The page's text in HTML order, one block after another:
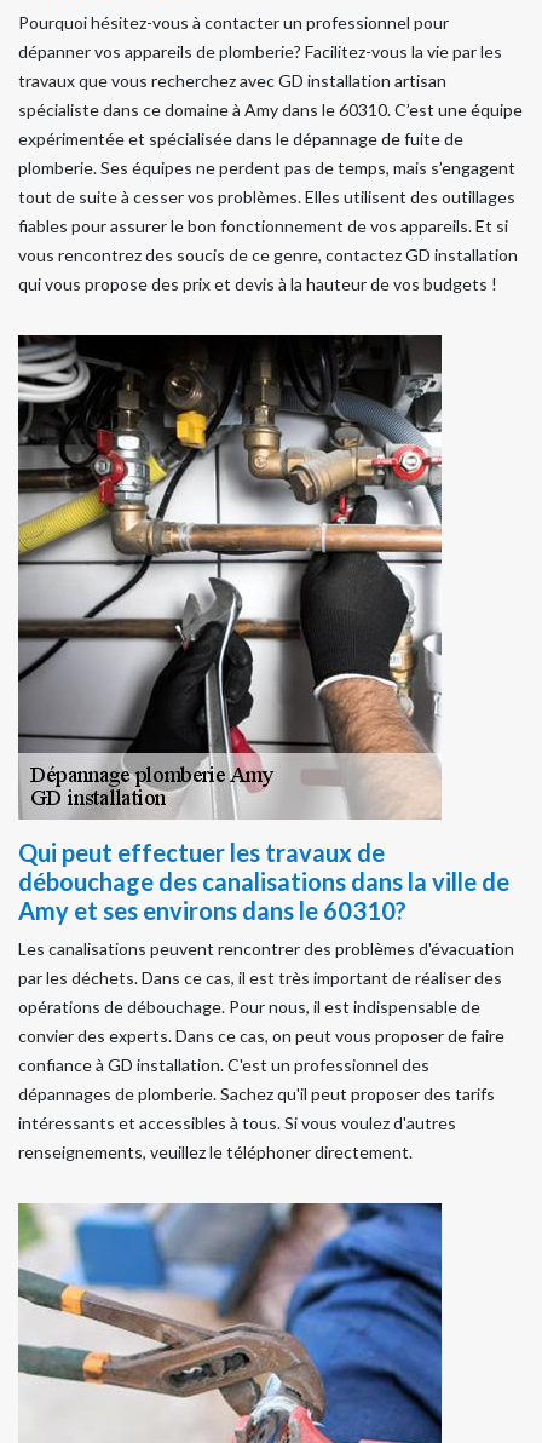
Pourquoi hésitez-vous à contacter un professionnel pour
dépanner vos appareils de plomberie? Facilitez-vous la vie par les
travaux que vous recherchez avec GD installation artisan
spécialiste dans ce domaine à Amy dans le 60310. C’est une équipe
expérimentée et spécialisée dans le dépannage de fuite de
plomberie. Ses équipes ne perdent pas de temps, mais s’engagent
tout de suite à cesser vos problèmes. Elles utilisent des outillages
fiables pour assurer le bon fonctionnement de vos appareils. Et si
vous rencontrez des soucis de ce genre, contactez GD installation
qui vous propose des prix et devis à la hauteur de vos budgets !
Qui peut effectuer les travaux de
débouchage des canalisations dans la ville de
Amy et ses environs dans le 60310?
Les canalisations peuvent rencontrer des problèmes d'évacuation
par les déchets. Dans ce cas, il est très important de réaliser des
opérations de débouchage. Pour nous, il est indispensable de
convier des experts. Dans ce cas, on peut vous proposer de faire
confiance à GD installation. C'est un professionnel des
dépannages de plomberie. Sachez qu'il peut proposer des tarifs
intéressants et accessibles à tous. Si vous voulez d'autres
renseignements, veuillez le téléphoner directement.